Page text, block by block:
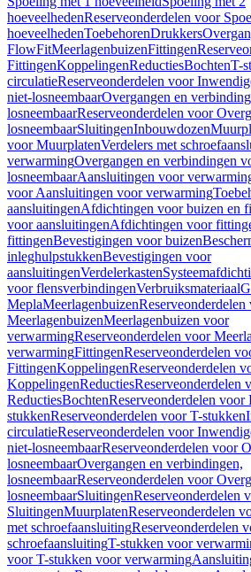
hoeveelhedenReserveonderdelen voor
hoeveelhedenToebehorenDrukkers
FlowFitMeerlagenbuizenFittingen
FittingenKoppelingenReductiesBochtenT-
circulatieReserveonderdelen voor
niet-losneembaarOvergangen en
losneembaarReserveonderdelen voor
losneembaarSluitingenInbouwdozen
voor MuurplatenVerdelers met
verwarmingOvergangen en verbindingen
losneembaarAansluitingen voor
voor Aansluitingen voor verwarming
aansluitingenAfdichtingen voor buizen en
voor aansluitingenAfdichtingen voor
fittingenBevestigingen voor buizen
inleghulpstukkenBevestigingen voor
aansluitingenVerdelerkasten
voor flensverbindingenVerbruiksmateriaal
MeplaMeerlagenbuizenReserveonderdelen
MeerlagenbuizenMeerlagenbuizen voor
verwarmingReserveonderdelen voor
verwarmingFittingenReserveonderdelen
FittingenKoppelingenReserveonderdelen
KoppelingenReductiesReserveonderdelen
ReductiesBochtenReserveonderdelen voor
stukkenReserveonderdelen voor T-stukken
circulatieReserveonderdelen voor
niet-losneembaarReserveonderdelen voor
losneembaarOvergangen en verbindingen,
losneembaarReserveonderdelen voor
losneembaarSluitingenReserveonderdelen
SluitingenMuurplatenReserveonderdelen
met schroefaansluitingReserveonderdelen
schroefaansluitingT-stukken voor
voor T-stukken voor verwarming